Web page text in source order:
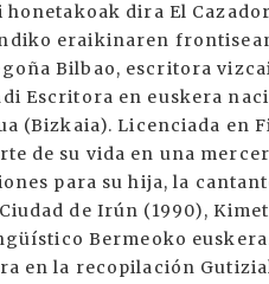
dira El
eraikinaren
Bilbao, escritora
Escritora en euskera
(Bizkaia). Licenciada en
de su vida en una
para su hija, la
de Irún (1990),
Bermeoko
en la recopilación